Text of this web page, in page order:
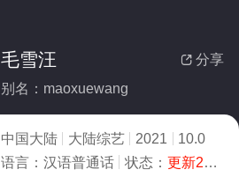
 分享
毛雪汪
别名：maoxuewang
中国大陆 大陆综艺 2021
10.0
语言： 汉语普通话 状态： 更新202305009